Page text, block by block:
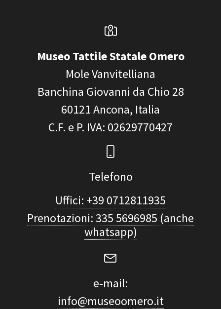
Museo Tattile Statale Omero
Mole Vanvitelliana
Banchina Giovanni da Chio 28
60121Ancona, Italia
C.F. e P. IVA: 02629770427
Telefono
Uffici: +39 0712811935
Prenotazioni: 335 5696985 (anche
whatsapp)
e-mail:
info@museoomero.it